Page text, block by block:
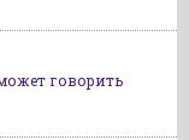
говорить